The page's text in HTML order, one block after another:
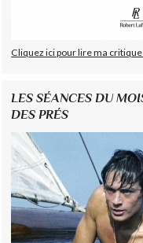
Cliquez ici pour lire ma
LES SÉANCES DU
DES PRÉS